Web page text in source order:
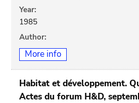
Year:
1985
Author:
More info
Habitat et développement.
Actes du forum H&D,